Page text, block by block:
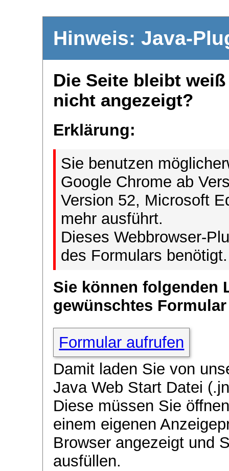
Hinweis: Java-
Die Seite bleibt
nicht angezeigt?
Erklärung:
Sie benutzen
Google Chrome ab
Version 52, Microsoft
mehr ausführt.
Dieses Webbrowser-
des Formulars benötigt.
Sie können folgenden
gewünschtes
Formular aufrufen
Damit laden Sie von
Java Web Start Datei
Diese müssen Sie
einem eigenen
Browser angezeigt und
ausfüllen.